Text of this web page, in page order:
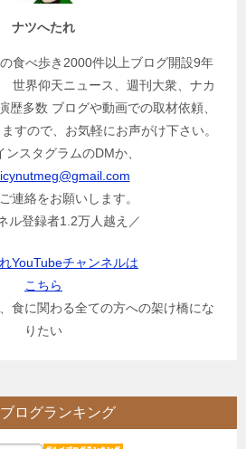
ナツへたれ
食べ歩き2000件以上ブログ開設9年
世界仰天ニュース、週刊大衆、ナカ
歴多数 ブログや動画での取材依頼、
すので、お気軽にお声がけ下さい。
ンスタグラムのDMか、
連絡をお願いします。
ル登録者1.2万人越え／
YouTubeチャンネルは
こちら
食に関わる全ての方への架け橋にな
りたい
ブログランキング